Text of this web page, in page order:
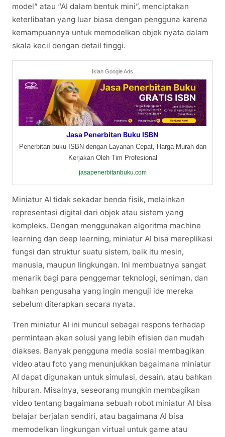
model” atau “AI dalam bentuk mini”, menciptakan
keterlibatan yang luar biasa dengan pengguna karena
kemampuannya untuk memodelkan objek nyata dalam
skala kecil dengan detail tinggi.
Iklan Google Ads
Jasa Penerbitan Buku ISBN
Penerbitan buku ISBN dengan Layanan Cepat, Harga Murah dan
Kerjakan Oleh Tim Profesional
jasapenerbitanbuku.com
Miniatur AI tidak sekadar benda fisik, melainkan
representasi digital dari objek atau sistem yang
kompleks. Dengan menggunakan algoritma machine
learning dan deep learning, miniatur AI bisa mereplikasi
fungsi dan struktur suatu sistem, baik itu mesin,
manusia, maupun lingkungan. Ini membuatnya sangat
menarik bagi para penggemar teknologi, seniman, dan
bahkan pengusaha yang ingin menguji ide mereka
sebelum diterapkan secara nyata.
Tren miniatur AI ini muncul sebagai respons terhadap
permintaan akan solusi yang lebih efisien dan mudah
diakses. Banyak pengguna media sosial membagikan
video atau foto yang menunjukkan bagaimana miniatur
AI dapat digunakan untuk simulasi, desain, atau bahkan
hiburan. Misalnya, seseorang mungkin membagikan
video tentang bagaimana sebuah robot miniatur AI bisa
belajar berjalan sendiri, atau bagaimana AI bisa
memodelkan lingkungan virtual untuk game atau